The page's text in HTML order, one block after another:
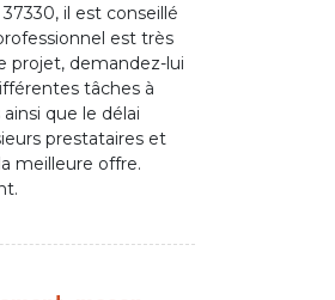
il est conseillé
est très
projet, demandez-lui
tâches à
que le délai
prestataires et
meilleure offre.